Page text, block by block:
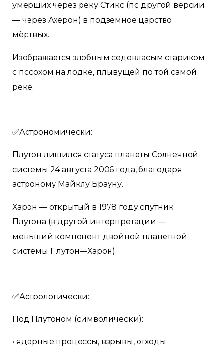
умерших через реку Стикс (по другой версии
— через Ахерон) в подземное царство
мёртвых.
Изображается злобным седовласым стариком
с посохом на лодке, плывущей по той самой
реке.
✅Астрономически:
Плутон лишился статуса планеты Солнечной
системы 24 августа 2006 года, благодаря
астроному Майклу Брауну.
Харо‌н — открытый в 1978 году спутник
Плутона (в другой интерпретации —
меньший компонент двойной планетной
системы Плутон—Харон).
✅Астрологически:
Под Плутоном (символически):
• ядерные процессы, взрывы, отходы